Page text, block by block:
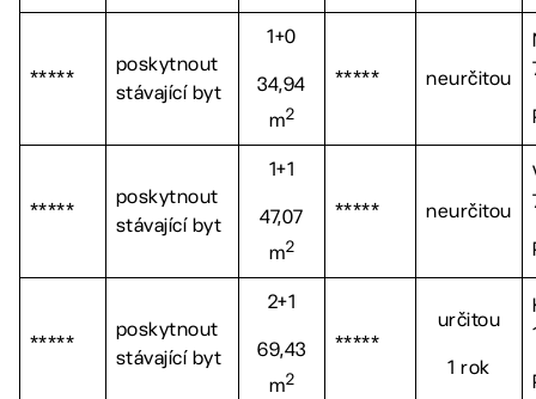
*****
poskytnout
stávající byt
1+0
34,94
m2
***** neurčitou
*****
poskytnout
stávající byt
1+1
47,07
m2
***** neurčitou
*****
poskytnout
stávající byt
2+1
69,43
m2
*****
určitou
1 rok